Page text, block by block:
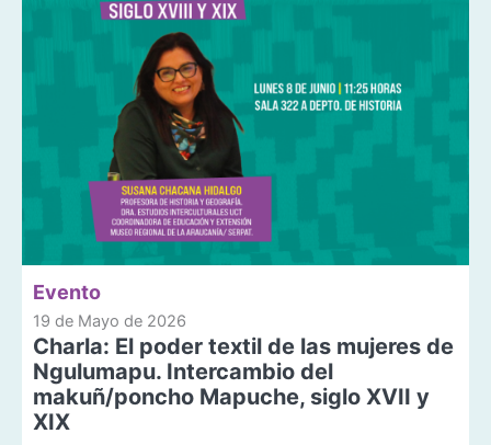
Evento
19 de Mayo de 2026
Charla: El poder textil de las mujeres de
Ngulumapu. Intercambio del
makuñ/poncho Mapuche, siglo XVII y
XIX